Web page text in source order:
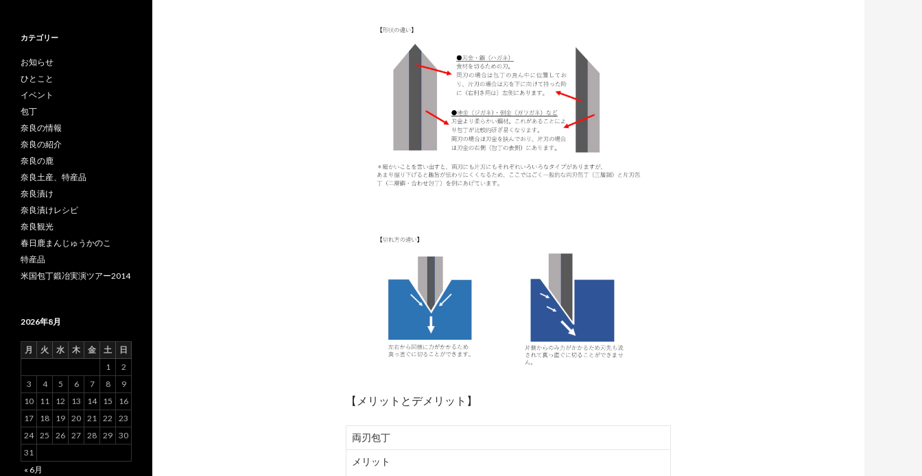
【メリットとデメリット】
両刃包丁
メリット
カテゴリー
お知らせ
ひとこと
イベント
包丁
奈良の情報
奈良の紹介
奈良の鹿
奈良土産、特産品
奈良漬け
奈良漬けレシピ
奈良観光
春日鹿まんじゅうかのこ
特産品
米国包丁鍛冶実演ツアー2014
2026年8月
月 火 水 木 金 土
日
1
2
3
4 5 6 7 8
9
10
11 12 13 14 15
16
17
18 19 20 21 22
23
24 25 26 27 28 29 30
31
« 6月